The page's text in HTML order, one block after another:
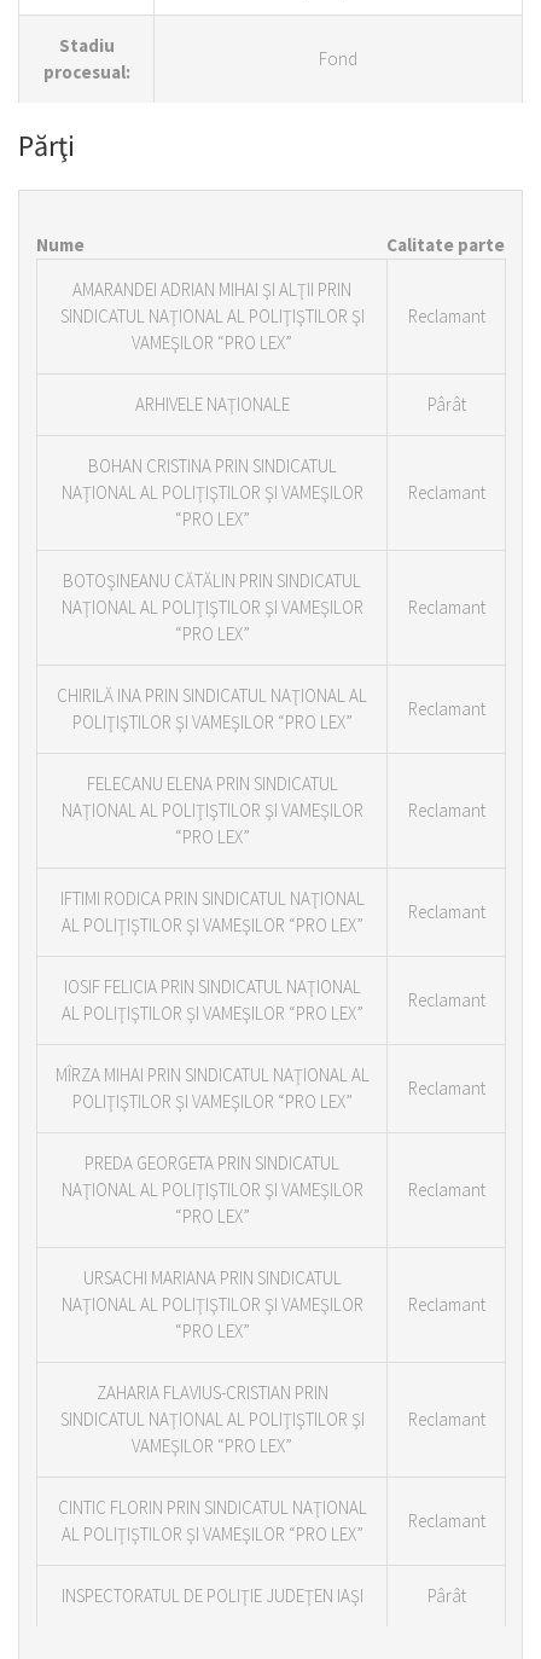
Stadiu
procesual:
Fond
Părţi
Nume
Calitate parte
AMARANDEI ADRIAN MIHAI ŞI ALŢII PRIN
SINDICATUL NAŢIONAL AL POLIŢIŞTILOR ŞI
VAMEŞILOR “PRO LEX”
Reclamant
ARHIVELE NAŢIONALE Pârât
BOHAN CRISTINA PRIN SINDICATUL
NAŢIONAL AL POLIŢIŞTILOR ŞI VAMEŞILOR
“PRO LEX”
Reclamant
BOTOŞINEANU CĂTĂLIN PRIN SINDICATUL
NAŢIONAL AL POLIŢIŞTILOR ŞI VAMEŞILOR
“PRO LEX”
Reclamant
CHIRILĂ INA PRIN SINDICATUL NAŢIONAL AL
POLIŢIŞTILOR ŞI VAMEŞILOR “PRO LEX”
Reclamant
FELECANU ELENA PRIN SINDICATUL
NAŢIONAL AL POLIŢIŞTILOR ŞI VAMEŞILOR
“PRO LEX”
Reclamant
IFTIMI RODICA PRIN SINDICATUL NAŢIONAL
AL POLIŢIŞTILOR ŞI VAMEŞILOR “PRO LEX”
Reclamant
IOSIF FELICIA PRIN SINDICATUL NAŢIONAL
AL POLIŢIŞTILOR ŞI VAMEŞILOR “PRO LEX”
Reclamant
MÎRZA MIHAI PRIN SINDICATUL NAŢIONAL AL
POLIŢIŞTILOR ŞI VAMEŞILOR “PRO LEX”
Reclamant
PREDA GEORGETA PRIN SINDICATUL
NAŢIONAL AL POLIŢIŞTILOR ŞI VAMEŞILOR
“PRO LEX”
Reclamant
URSACHI MARIANA PRIN SINDICATUL
NAŢIONAL AL POLIŢIŞTILOR ŞI VAMEŞILOR
“PRO LEX”
Reclamant
ZAHARIA FLAVIUS-CRISTIAN PRIN
SINDICATUL NAŢIONAL AL POLIŢIŞTILOR ŞI
VAMEŞILOR “PRO LEX”
Reclamant
CINTIC FLORIN PRIN SINDICATUL NAŢIONAL
AL POLIŢIŞTILOR ŞI VAMEŞILOR “PRO LEX”
Reclamant
INSPECTORATUL DE POLIŢIE JUDEŢEN IAŞI Pârât